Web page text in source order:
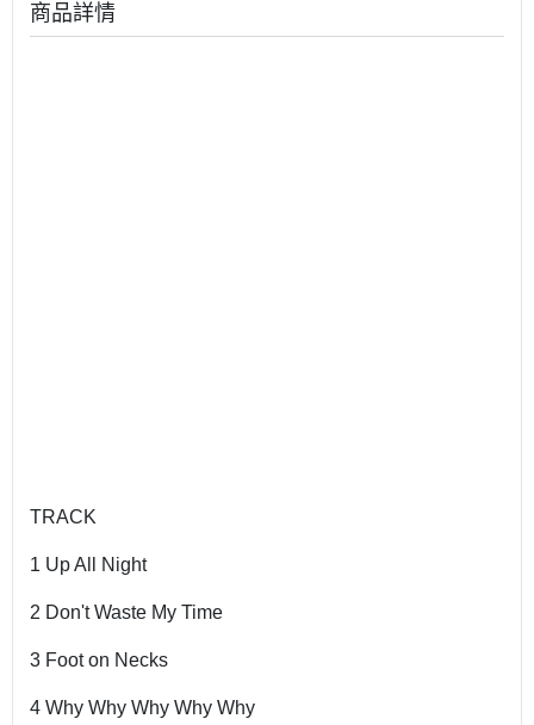
商品詳情
TRACK
1 Up All Night
2 Don't Waste My Time
3 Foot on Necks
4 Why Why Why Why Why